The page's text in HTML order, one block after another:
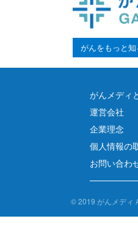
がんをもっと
がんメディ
運営会社
企業理念
個人情報の
お問い合わ
©2019 がんメディ